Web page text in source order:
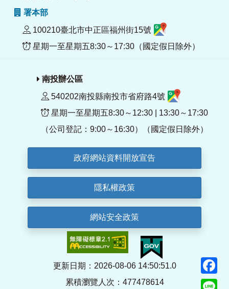
署本部
100210臺北市中正區福州街15號
星期一至星期五8:30～17:30（國定假日除外）
南投辦公區
540202南投縣南投市省府路4號
星期一至星期五8:30～12:30 | 13:30～17:30
（公司登記：9:00～16:30）（國定假日除外）
政府網站資料開放宣告
隱私權政策
網站安全政策
更新日期：2026-08-06 14:50:51.0
累積瀏覽人次：477478614